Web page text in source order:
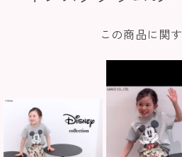
この商品に関